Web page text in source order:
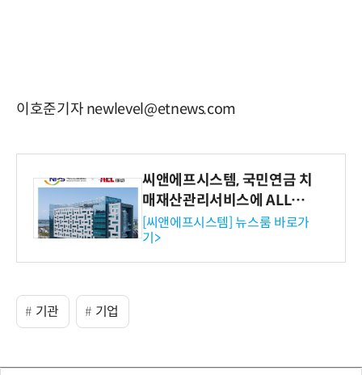
이호준기자 newlevel@etnews.com
씨앤에프시스템, 국민연금 치
매재산관리서비스에 ALL# E
RP 공급
[씨앤에프시스템] 뉴스룸 바로가
기>
기관 기업